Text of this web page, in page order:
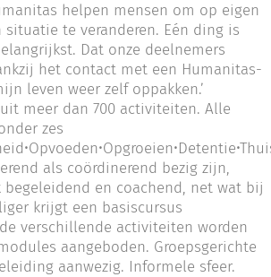
helpen mensen om op eigen
situatie te veranderen. Eén ding is
Dat onze deelnemers
het contact met een Humanitas-
leven weer zelf oppakken.’
meer dan 700 activiteiten. Alle
zes
als coördinerend bezig zijn,
begeleidend en coachend, net wat bij
krijgt een basiscursus
verschillende activiteiten worden
aangeboden. Groepsgerichte
aanwezig. Informele sfeer.